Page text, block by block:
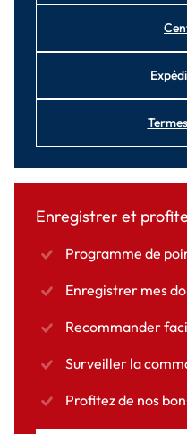
Enregistrer et
Programme de
Enregistrer mes
Recommander
Surveiller la
Profitez de nos